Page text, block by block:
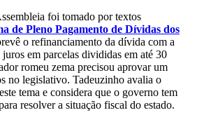
foi tomado por textos
de Pleno Pagamento de Dívidas dos
o refinanciamento da dívida com a
em parcelas divididas em até 30
romeu zema precisou aprovar um
no legislativo. Tadeuzinho avalia o
tema e considera que o governo tem
resolver a situação fiscal do estado.